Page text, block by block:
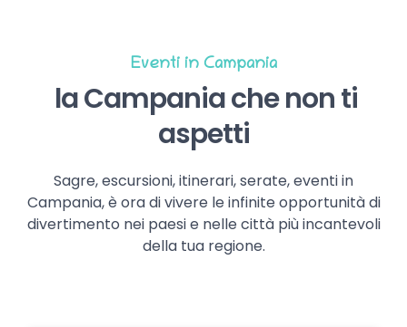
Eventi in Campania
la Campania che non ti
aspetti
Sagre, escursioni, itinerari, serate, eventi in
Campania, è ora di vivere le infinite opportunità di
divertimento nei paesi e nelle città più incantevoli
della tua regione.